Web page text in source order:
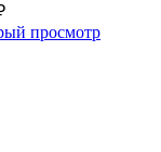
просмотр